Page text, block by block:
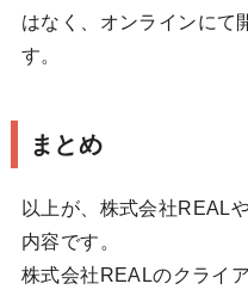
はなく、オンラインにて
す。
まとめ
以上が、株式会社REAL
内容です。
株式会社REALのクライ